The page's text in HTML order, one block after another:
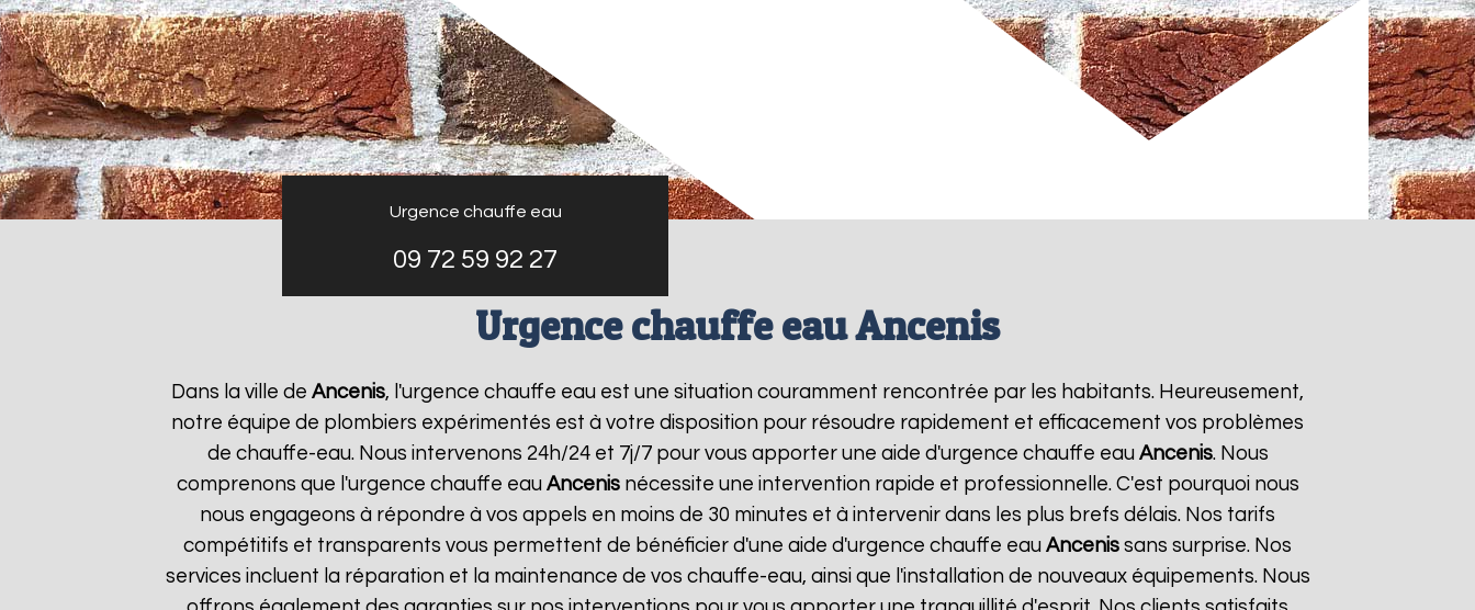
Urgence chauffe eau
09 72 59 92 27
Urgence chauffe eau Ancenis
Dans la ville de Ancenis, l'urgence chauffe eau est une situation couramment rencontrée par les habitants. Heureusement,
notre équipe de plombiers expérimentés est à votre disposition pour résoudre rapidement et efficacement vos problèmes
de chauffe-eau. Nous intervenons 24h/24 et 7j/7 pour vous apporter une aide d'urgence chauffe eau Ancenis. Nous
comprenons que l'urgence chauffe eau Ancenisnécessite une intervention rapide et professionnelle. C'est pourquoi nous
nous engageons à répondre à vos appels en moins de 30 minutes et à intervenir dans les plus brefs délais. Nos tarifs
compétitifs et transparents vous permettent de bénéficier d'une aide d'urgence chauffe eau Ancenis sans surprise. Nos
services incluent la réparation et la maintenance de vos chauffe-eau, ainsi que l'installation de nouveaux équipements. Nous